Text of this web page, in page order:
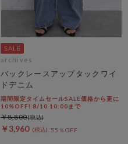
archives
バックレースアップタックワイ
ドデニム
期間限定タイムセールSALE価格から更に
10%OFF! 8/10 10:00まで
￥3,960 55％OFF
￥8,800